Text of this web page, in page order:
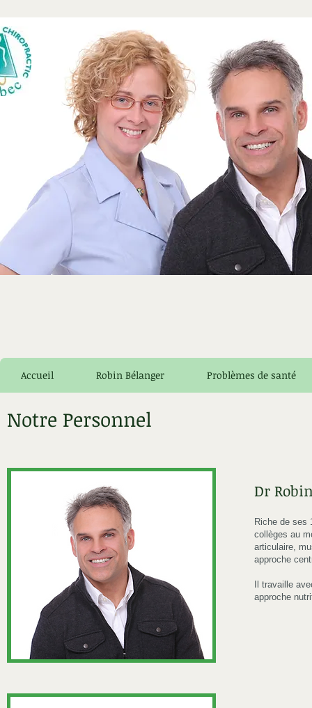
Accueil Robin Bélanger Problèmes de santé
Notre Personnel
Dr
Riche de ses
collèges au
articulaire,
approche
Il travaille
approche